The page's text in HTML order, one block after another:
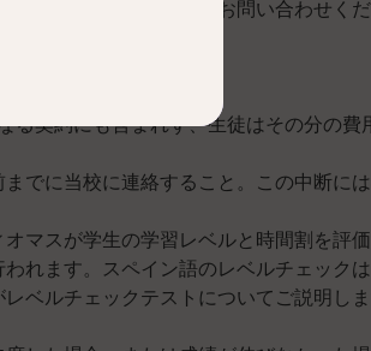
まっています。詳細はお問い合わせく
いします。
。
契約にも含まれず、生徒はその分の費
でに当校に連絡すること。この中断に
マスが学生の学習レベルと時間割を評
れます。スペイン語のレベルチェック
ベルチェックテストについてご説明しま